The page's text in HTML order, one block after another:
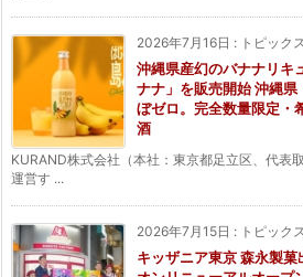
2026年7月16日 : トピック
沖縄県産幻のバナナリキ
ナナ」を販売開始 沖縄
ぼゼロ。完全数量限定・
酒
KURAND株式会社（本社：東京都足立区、代表
運営す ...
2026年7月15日 : トピック
キッザニア東京 森永製